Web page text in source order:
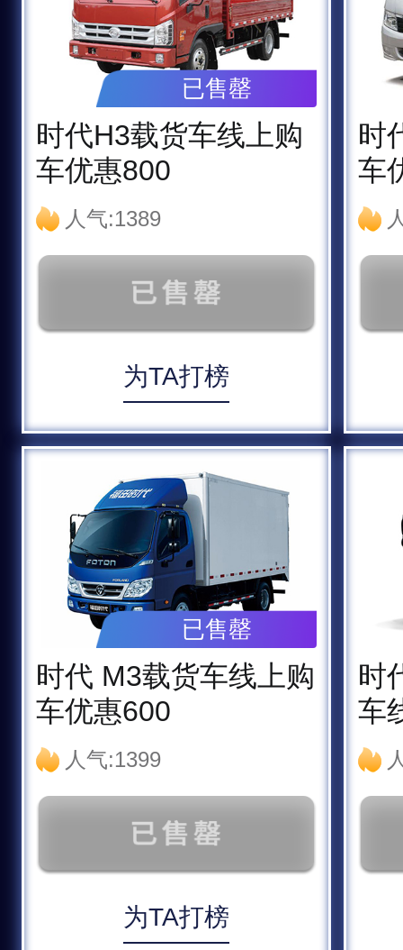
已售罄
时代H3载货车线上购
车优惠800
人气:1389
为TA打榜
时
车
已售罄
时代 M3载货车线上购
车优惠600
人气:1399
为TA打榜
时
车